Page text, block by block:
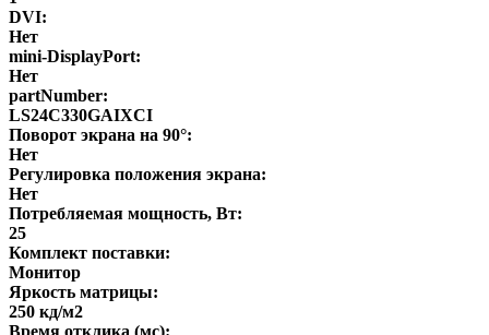
DVI:
Нет
mini-DisplayPort:
Нет
partNumber:
LS24C330GAIXCI
Поворот экрана на 90°:
Нет
Регулировка положения экрана:
Нет
Потребляемая мощность, Вт:
25
Комплект поставки:
Монитор
Яркость матрицы:
250 кд/м2
Время отклика (мс):